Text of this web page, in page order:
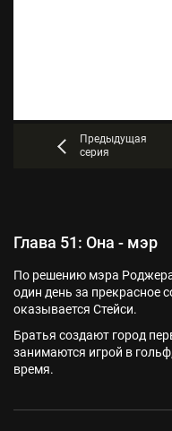
Предыдущая
серия
Глава 51: Она - мэр
По решению мэра
один день за прекрасное
оказывается Стейси.
Братья создают город
занимаются игрой в
время.